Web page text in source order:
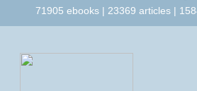
71905 ebooks | 23369 articles |